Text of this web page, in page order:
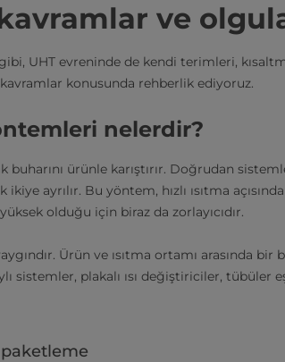
ve
UHT evreninde de kendi terimleri,
kavramlar konusunda rehberlik ediyoruz.
nelerdir?
buharını ürünle karıştırır. Doğrudan
ayrılır. Bu yöntem, hızlı ısıtma
olduğu için biraz da zorlayıcıdır.
Ürün ve ısıtma ortamı arasında bir
sistemler, plakalı ısı değiştiriciler, tübüler